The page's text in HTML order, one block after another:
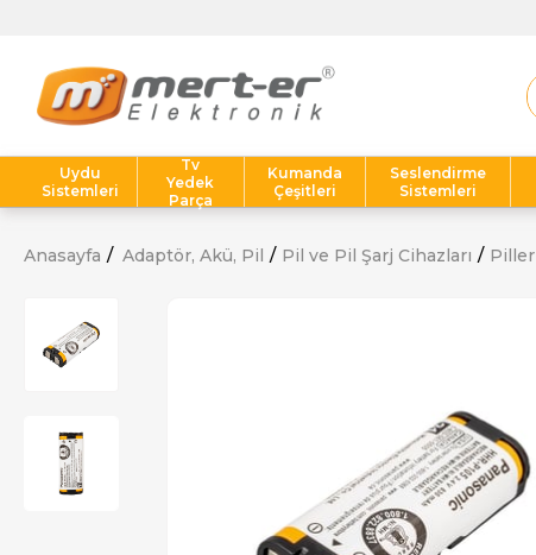
Uydu
Sistemleri
Tv
Yedek
Parça
Kumanda
Çeşitleri
Seslendirme
Sistemleri
Anasayfa Adaptör, Akü, Pil Pil ve Pil Şarj Cihazları Piller